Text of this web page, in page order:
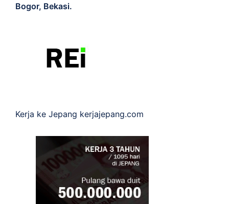
Bogor, Bekasi.
Kerja ke Jepang kerjajepang.com